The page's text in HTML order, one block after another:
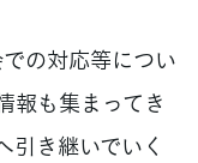
の対応等につい
報も集まってき
引き継いでいく